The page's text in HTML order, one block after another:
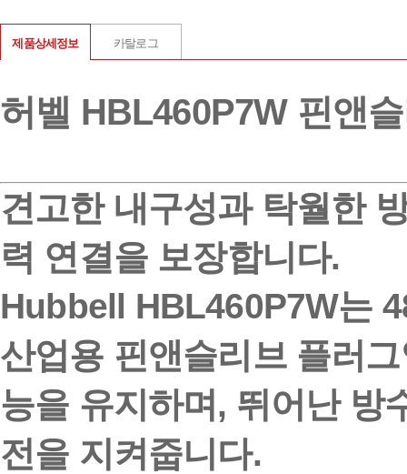
제품상세정보 카탈로그
허벨 HBL460P7W 핀앤
견고한 내구성과 탁월한
력 연결을 보장합니다.
Hubbell HBL460P7W는
산업용 핀앤슬리브 플러
능을 유지하며, 뛰어난 방
전을 지켜줍니다.